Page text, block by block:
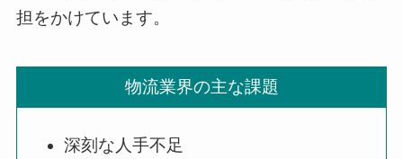
担をかけています。
物流業界の主な課題
深刻な人手不足